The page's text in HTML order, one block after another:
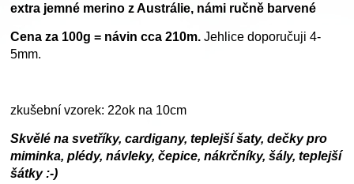
extra jemné merino z Austrálie, námi ručně barvené
Cena za 100g = návin cca 210m. Jehlice doporučuji 4-
5mm.
zkušební vzorek: 22ok na 10cm
Skvělé na svetříky, cardigany, teplejší šaty, dečky pro
miminka, plédy, návleky, čepice, nákrčníky, šály, teplejší
šátky :-)